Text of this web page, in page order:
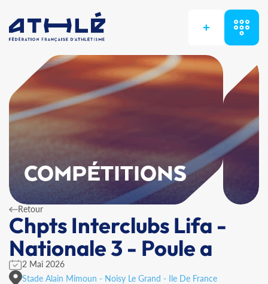
+
COMPÉTITIONS
Retour
Chpts Interclubs Lifa -
Nationale 3 - Poule a
2 Mai 2026
Stade Alain Mimoun - Noisy Le Grand - Ile De France